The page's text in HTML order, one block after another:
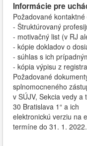
Informácie pre
Požadované
- Štruktúrovaný
- motivačný list (v RJ
- kópie dokladov o
- súhlas s ich
- kópia výpisu z
Požadované
splnomocneného
v SÚJV, Sekcia vedy a
30 Bratislava 1“ a ich
elektronickú verziu na
termíne do 31. 1. 2022.